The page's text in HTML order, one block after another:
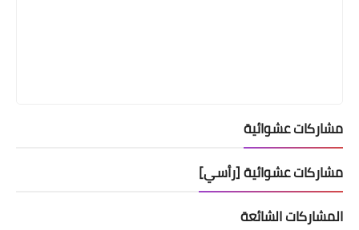
مشاركات عشوائية
مشاركات عشوائية [رأسي]
المشاركات الشائعة